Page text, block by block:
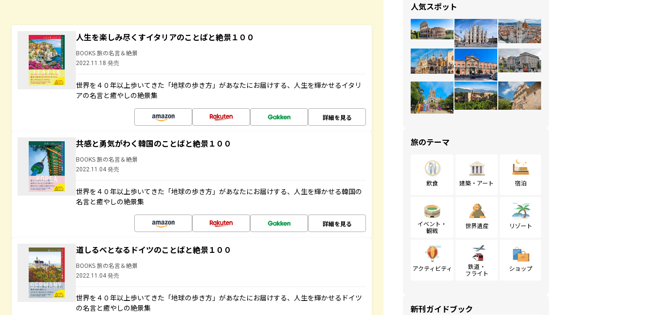
人生を楽しみ尽くすイタリアのことばと絶景１００
BOOKS 旅の名言＆絶景
2022.11.18 発売
世界を４０年以上歩いてきた「地球の歩き方」があなたにお届けする、人生を輝かせるイタリ
アの名言と癒やしの絶景集
詳細を見る
共感と勇気がわく韓国のことばと絶景１００
BOOKS 旅の名言＆絶景
2022.11.04 発売
世界を４０年以上歩いてきた「地球の歩き方」があなたにお届けする、人生を輝かせる韓国の
名言と癒やしの絶景集
詳細を見る
道しるべとなるドイツのことばと絶景１００
BOOKS 旅の名言＆絶景
2022.11.04 発売
世界を４０年以上歩いてきた「地球の歩き方」があなたにお届けする、人生を輝かせるドイツ
の名言と癒やしの絶景集
人気スポット
旅のテーマ
飲食 建築・アート 宿泊
イベント・
観戦
世界遺産 リゾート
アクティビティ
鉄道・
フライト
ショップ
新刊ガイドブック